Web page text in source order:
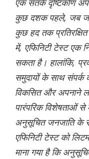
एक सतर्क दृष्टिकोण
कुछ दशक पहले, जब
कुछ हद तक
में, एफि‌निटी टेस्ट एक
सकता है। हालांकि,
समुदायों के साथ संपर्क
विकसित और अपनाने
पारंपरिक विशेषताओं
अनुसूचित जनजाति के
एफि‌निटी टेस्ट को
माना गया है कि